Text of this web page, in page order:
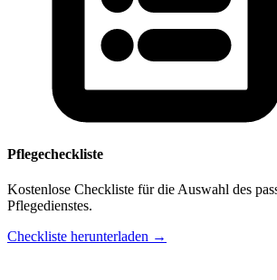
Pflegecheckliste
Kostenlose Checkliste für die Auswahl des
Pflegedienstes.
Checkliste herunterladen →